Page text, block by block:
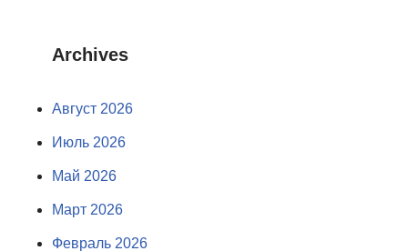
Archives
Август 2026
Июль 2026
Май 2026
Март 2026
Февраль 2026